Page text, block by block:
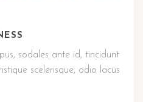
sodales ante id, tincidunt
scelerisque, odio lacus